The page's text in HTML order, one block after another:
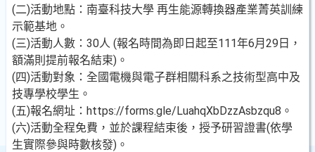
(二)活動地點：南臺科技大學 再生能源轉換器產業菁英訓練
示範基地。
(三)活動人數：30人 (報名時間為即日起至111年6月29日，
額滿則提前報名結束)。
(四)活動對象：全國電機與電子群相關科系之技術型高中及
技專學校學生。
(五)報名網址：https://forms.gle/LuahqXbDzzAsbzqu8。
(六)活動全程免費，並於課程結束後，授予研習證書(依學
生實際參與時數核發)。